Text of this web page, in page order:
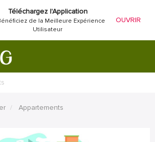
Téléchargez l'Application
de la Meilleure Expérience
Utilisateur
OUVRIR
Appartements